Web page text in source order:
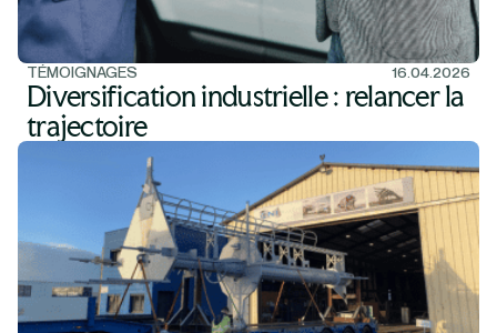
TÉMOIGNAGES 16.04.2026
Diversification industrielle : relancer la
trajectoire